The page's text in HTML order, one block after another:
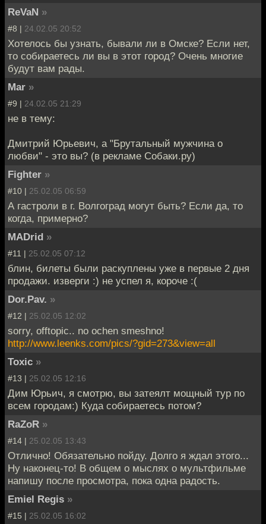
ReVaN »
#8 | 24.02.05 20:52
Хотелось бы узнать, бывали ли в Омске? Если нет,
то собираетесь ли вы в этот город? Очень многие
будут вам рады.
Mar »
#9 | 24.02.05 21:29
не в тему:
Дмитрий Юрьевич, а "Брутальный мужчина о
любви" - это вы? (в рекламе Собаки.ру)
Fighter »
#10 | 25.02.05 06:59
А гастроли в г. Волгоград могут быть? Если да, то
когда, примерно?
MADrid »
#11 | 25.02.05 07:12
блин, билеты были раскуплены уже в первые 2 дня
продажи. изверги :) не успел я, короче :(
Dor.Pav. »
#12 | 25.02.05 12:02
sorry, offtopic.. no ochen smeshno!
http://www.leenks.com/pics/?gid=273&view=all
Toxic »
#13 | 25.02.05 12:16
Дим Юрьич, я смотрю, вы затеялт мощный тур по
всем городам:) Куда собираетесь потом?
RaZoR »
#14 | 25.02.05 13:43
Отлично! Обязательно пойду. Долго я ждал этого...
Ну наконец-то! В общем о мыслях о мультфильме
напишу после просмотра, пока одна радость.
Emiel Regis »
#15 | 25.02.05 16:02